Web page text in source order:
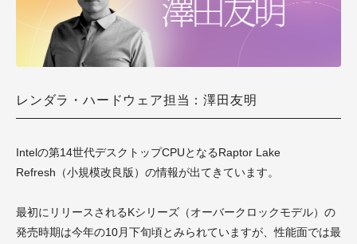
レンダラ・ハードウェア担当：澤田友明
Intelの第14世代デスクトップCPUとなるRaptor Lake
Refresh（小規模改良版）の情報が出てきています。
最初にリリースされるKシリーズ（オーバークロックモデル）の
発売時期は今年の10月下旬頃とみられていますが、性能面では最